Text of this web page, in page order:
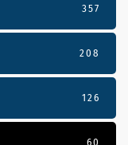
357
208
126
60